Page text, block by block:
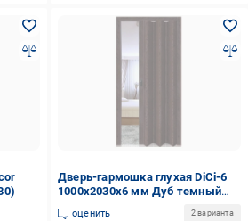
Дверь-гармошка глухая DiCi-6
1000х2030х6 мм Дуб темный
глянец (1014-4)
оценить 2 варианта